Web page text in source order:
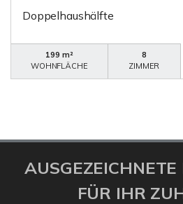
Doppelhaushälfte
199 m²
WOHNFLÄCHE
8
ZIMMER
AUSGEZEICHNETE
FÜR IHR